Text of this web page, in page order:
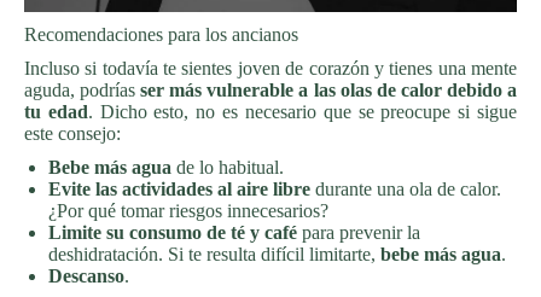
Recomendaciones para los ancianos
Incluso si todavía te sientes joven de corazón y tienes una mente
aguda, podríasser más vulnerable a las olas de calor debido a
tu edad. Dicho esto, no es necesario que se preocupe si sigue
este consejo:
Bebe más agua de lo habitual.
Evite las actividades al aire libre durante una ola de calor.
¿Por qué tomar riesgos innecesarios?
Limite su consumo de té y café para prevenir la
deshidratación. Si te resulta difícil limitarte, bebe más agua.
Descanso.